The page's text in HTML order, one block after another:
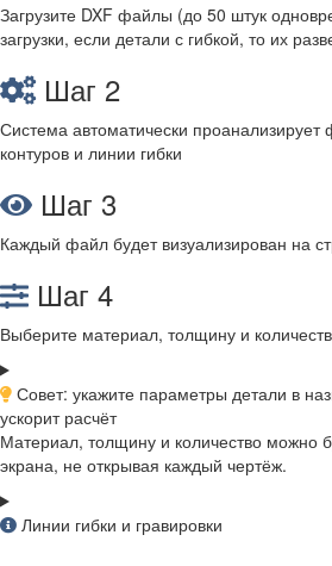
Загрузите DXF файлы (до 50 штук
загрузки, если детали с гибкой, то их
Шаг 2
Система автоматически
контуров и линии гибки
Шаг 3
Каждый файл будет визуализирован на
Шаг 4
Выберите материал, толщину и
Совет: укажите параметры детали в
ускорит расчёт
Материал, толщину и количество можно
экрана, не открывая каждый чертёж.
Линии гибки и гравировки